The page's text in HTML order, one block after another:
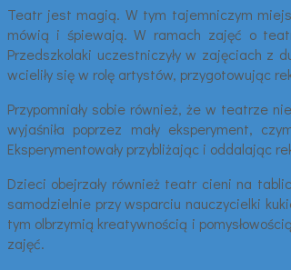
Teatr jest magią. W tym tajemniczym
mówią i śpiewają. W ramach zajęć o
Przedszkolaki uczestniczyły w zajęciach z
wcieliły się w rolę artystów, przygotowując
Przypomniały sobie również, że w teatrze
wyjaśniła poprzez mały eksperyment,
Eksperymentowały przybliżając i oddalając
Dzieci obejrzały również teatr cieni na
samodzielnie przy wsparciu nauczycielki
tym olbrzymią kreatywnością i
zajęć.